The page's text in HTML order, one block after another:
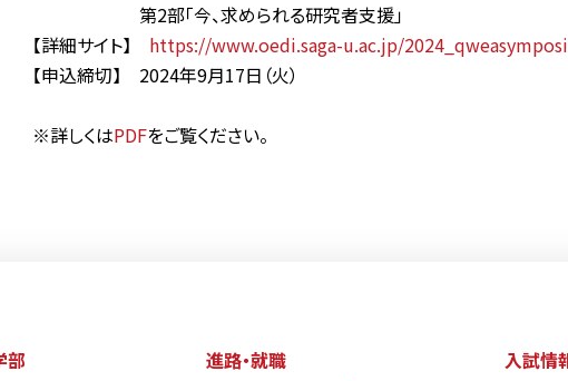
第2部「今、求められる研究者支援」
【詳細サイト】 https://www.oedi.saga-u.ac.jp/
【申込締切】 2024年9月17日（火）
※詳しくはPDFをご覧ください。
部 進路・就職
入試情